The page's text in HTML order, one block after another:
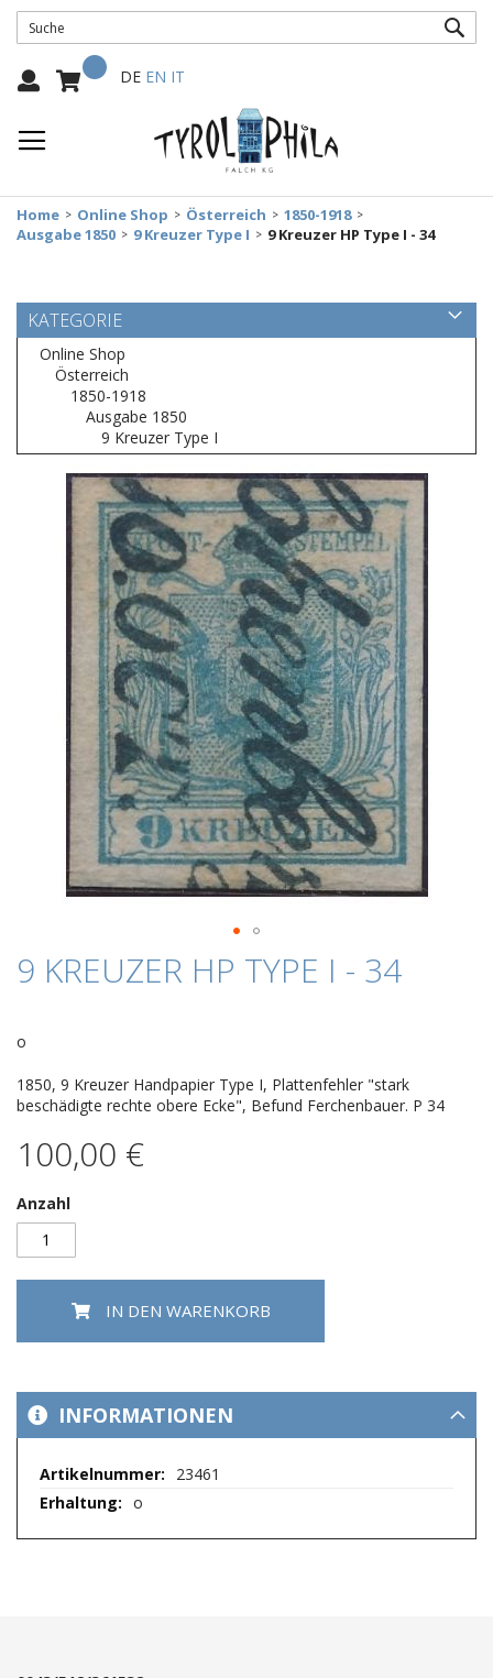
Mein Warenkorb
Select
DE EN IT
Home Online Shop Österreich
1850-1918
Ausgabe 1850
9 Kreuzer Type I 9 Kreuzer HP Type I - 34
9 KREUZER HP TYPE I - 34
o
1850, 9 Kreuzer Handpapier Type I, Plattenfehler "stark
beschädigte rechte obere Ecke", Befund Ferchenbauer. P 34
100,00 €
Anzahl
IN DEN WARENKORB
Bildergalerie
springen
Zum
Anfang
springen
INFORMATIONEN
Mehr
23461
o
KATEGORIE
Online Shop
Österreich
1850-1918
Ausgabe 1850
9 Kreuzer Type I